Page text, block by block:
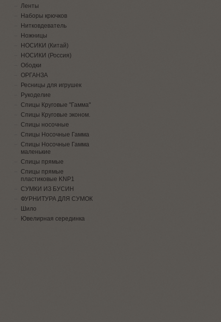
Ленты
Наборы крючков
Нитковдеватель
Ножницы
НОСИКИ (Китай)
НОСИКИ (Россия)
Ободки
ОРГАНЗА
Ресницы для игрушек
Рукоделие
Спицы Круговые "Гамма"
Спицы Круговые эконом.
Спицы носочные
Спицы Носочные Гамма
Спицы Носочные Гамма
маленькие
Спицы прямые
Спицы прямые
пластиковые KNP1
СУМКИ ИЗ БУСИН
ФУРНИТУРА ДЛЯ СУМОК
Шило
Ювелирная серединка